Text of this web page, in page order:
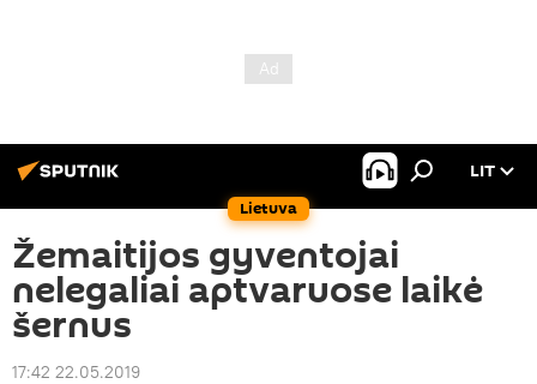
Lietuva
LIT
Žemaitijos gyventojai
nelegaliai aptvaruose laikė
šernus
17:42 22.05.2019